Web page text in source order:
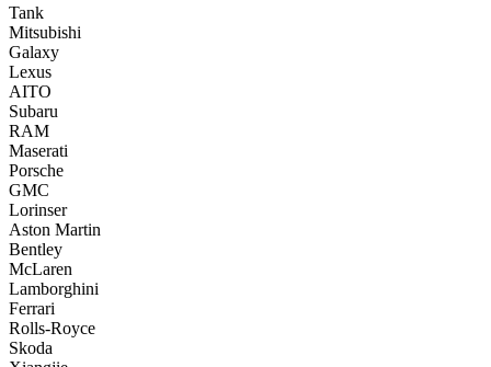
Tank
Mitsubishi
Galaxy
Lexus
AITO
Subaru
RAM
Maserati
Porsche
GMC
Lorinser
Aston Martin
Bentley
McLaren
Lamborghini
Ferrari
Rolls-Royce
Skoda